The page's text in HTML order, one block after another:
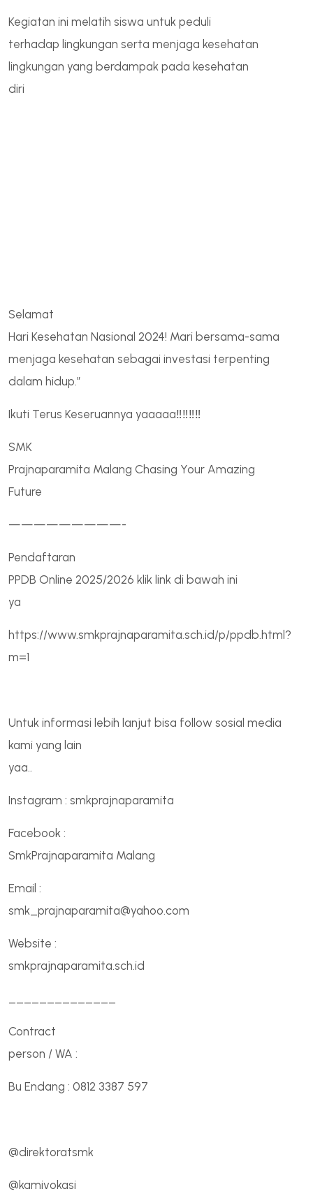
Kegiatan ini melatih siswa untuk peduli
terhadap lingkungan serta menjaga kesehatan
lingkungan yang berdampak pada kesehatan
diri
Selamat
Hari Kesehatan Nasional 2024! Mari bersama-sama
menjaga kesehatan sebagai investasi terpenting
dalam hidup.”
Ikuti Terus Keseruannya yaaaaa‼️‼️‼️‼️
SMK
Prajnaparamita Malang Chasing Your Amazing
Future
—————————-
Pendaftaran
PPDB Online 2025/2026 klik link di bawah ini
ya
https://www.smkprajnaparamita.sch.id/p/ppdb.html?
m=1
Untuk informasi lebih lanjut bisa follow sosial media
kami yang lain
yaa..
Instagram : smkprajnaparamita
Facebook :
SmkPrajnaparamita Malang
Email :
smk_prajnaparamita@yahoo.com
Website :
smkprajnaparamita.sch.id
Contract
person / WA :
Bu Endang : 0812 3387 597
@direktoratsmk
@kamivokasi